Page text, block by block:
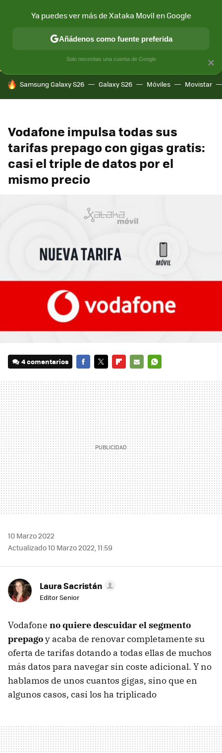
CONECTIVIDAD MÓVIL Y SOCIEDAD APLICACIONES
HOY SE HABLA DE
Samsung Galaxy S26 Galaxy S26 Móviles Movistar
Vodafone impulsa todas sus
tarifas prepago con gigas gratis:
casi el triple de datos por el
mismo precio
4 comentarios
MAIL
10 Marzo 2022
Actualizado 10 Marzo 2022, 11:59
Laura Sacristán
Editor Senior
Vodafone no quiere descuidar el segmento
prepagoy acaba de renovar completamente su
oferta de tarifas dotando a todas ellas de muchos
más datos para navegar sin coste adicional. Y no
hablamos de unos cuantos gigas, sino que en
algunos casos, casi los ha triplicado
×
Ya puedes ver más de Xataka Movil en Google
Añádenos como fuente preferida
Solo necesitas una cuenta de Google